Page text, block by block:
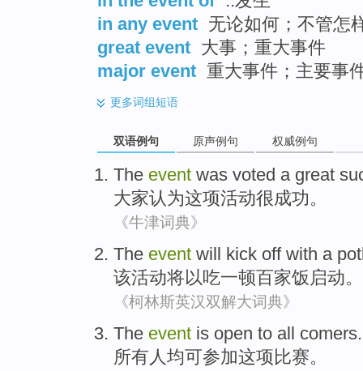
in any event 无论如何；不管怎
great event 大事；重大事件
major event 重大事件；主要事
更多词组短语
双语例句 原声例句 权威例句
The event was voted a great
大家认为这项活动很成功。
《牛津词典》
The event will kick off with a
该活动将以吃一顿百家饭启动。
《柯林斯英汉双解大词典》
The event is open to all comers.
所有 人均可参加这项比赛。